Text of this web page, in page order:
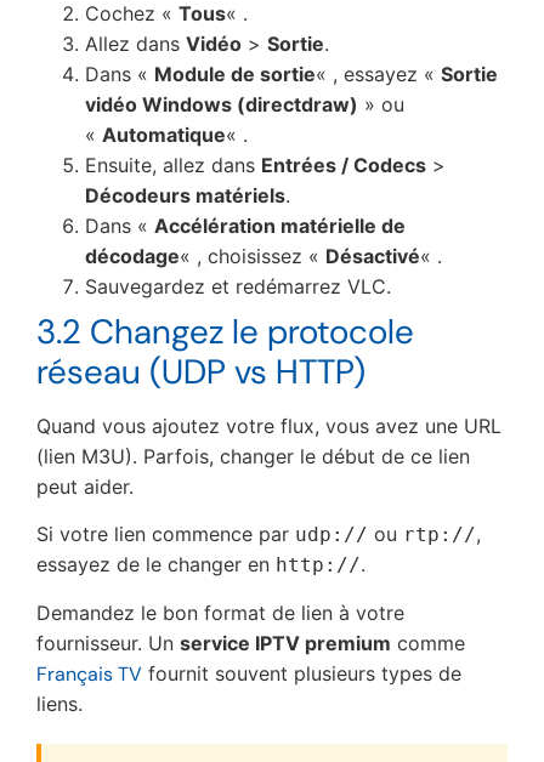
Cochez « Tous« .
Allez dans Vidéo > Sortie.
Dans « Module de sortie« , essayez « Sortie
vidéo Windows (directdraw) » ou
« Automatique« .
Ensuite, allez dans Entrées / Codecs >
Décodeurs matériels.
Dans « Accélération matérielle de
décodage« , choisissez « Désactivé« .
Sauvegardez et redémarrez VLC.
3.2 Changez le protocole
réseau (UDP vs HTTP)
Quand vous ajoutez votre flux, vous avez une URL
(lien M3U). Parfois, changer le début de ce lien
peut aider.
Si votre lien commence par udp:// ou rtp://,
essayez de le changer en http://.
Demandez le bon format de lien à votre
fournisseur. Un service IPTV premium comme
Français TV fournit souvent plusieurs types de
liens.